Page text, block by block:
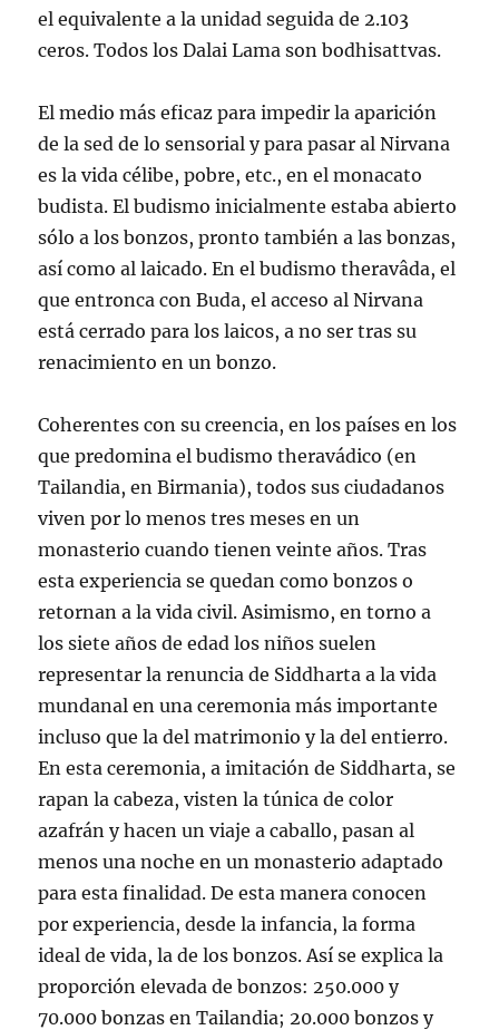
el equivalente a la unidad seguida de 2.103
ceros. Todos los Dalai Lama son bodhisattvas.
El medio más eficaz para impedir la aparición
de la sed de lo sensorial y para pasar al Nirvana
es la vida célibe, pobre, etc., en el monacato
budista. El budismo inicialmente estaba abierto
sólo a los bonzos, pronto también a las bonzas,
así como al laicado. En el budismo theravâda, el
que entronca con Buda, el acceso al Nirvana
está cerrado para los laicos, a no ser tras su
renacimiento en un bonzo.
Coherentes con su creencia, en los países en los
que predomina el budismo theravádico (en
Tailandia, en Birmania), todos sus ciudadanos
viven por lo menos tres meses en un
monasterio cuando tienen veinte años. Tras
esta experiencia se quedan como bonzos o
retornan a la vida civil. Asimismo, en torno a
los siete años de edad los niños suelen
representar la renuncia de Siddharta a la vida
mundanal en una ceremonia más importante
incluso que la del matrimonio y la del entierro.
En esta ceremonia, a imitación de Siddharta, se
rapan la cabeza, visten la túnica de color
azafrán y hacen un viaje a caballo, pasan al
menos una noche en un monasterio adaptado
para esta finalidad. De esta manera conocen
por experiencia, desde la infancia, la forma
ideal de vida, la de los bonzos. Así se explica la
proporción elevada de bonzos: 250.000 y
70.000 bonzas en Tailandia; 20.000 bonzos y